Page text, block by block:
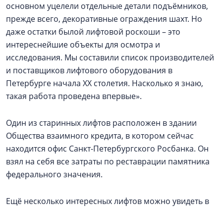
основном уцелели отдельные детали подъёмников,
прежде всего, декоративные ограждения шахт. Но
даже остатки былой лифтовой роскоши – это
интереснейшие объекты для осмотра и
исследования. Мы составили список производителей
и поставщиков лифтового оборудования в
Петербурге начала ХХ столетия. Насколько я знаю,
такая работа проведена впервые».
Один из старинных лифтов расположен в здании
Общества взаимного кредита, в котором сейчас
находится офис Санкт-Петербургского Росбанка. Он
взял на себя все затраты по реставрации памятника
федерального значения.
Ещё несколько интересных лифтов можно увидеть в